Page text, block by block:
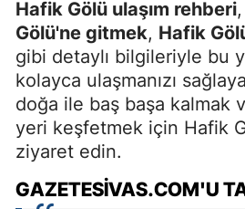
Hafik Gölü ulaşım rehberi,
Gölü'ne gitmek, Hafik
gibi detaylı bilgileriyle bu
kolayca ulaşmanızı
doğa ile baş başa kalmak
yeri keşfetmek için Hafik
ziyaret edin.
GAZETESIVAS.COM'U